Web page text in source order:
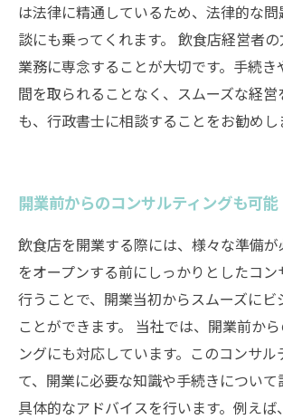
は法律に精通しているため、法律的な
談にも乗ってくれます。 飲食店経営者
業務に専念することが大切です。手続
間を取られることなく、スムーズな経営
も、行政書士に相談することをお勧めし
開業前からのコンサルティングも可能
飲食店を開業する際には、様々な準備が
をオープンする前にしっかりとしたコン
行うことで、開業当初からスムーズにビ
ことができます。 当社では、開業前か
ングにも対応しています。このコンサル
て、開業に必要な知識や手続きについて
具体的なアドバイスを行います。例え